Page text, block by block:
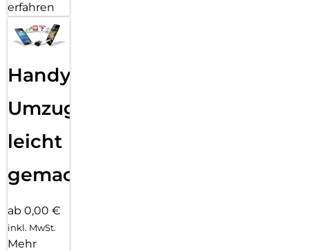
erfahren
Handy
Umzug
leicht
gemacht!
ab 0,00 €
inkl. MwSt.
Mehr